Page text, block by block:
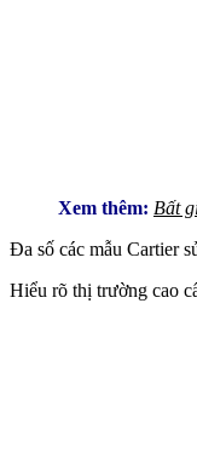
Xem thêm: Bất
Đa số các mẫu Cartier
Hiểu rõ thị trường cao